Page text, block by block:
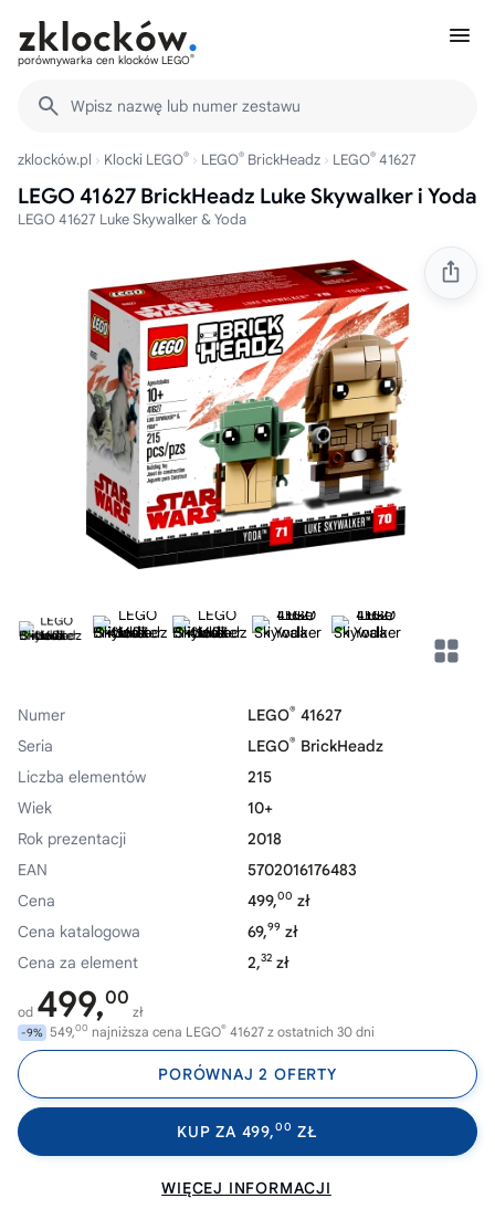
porównywarka cen klocków LEGO®
Wpisz nazwę lub numer zestawu
zklocków.pl Klocki LEGO® LEGO® BrickHeadz LEGO® 41627
LEGO 41627 BrickHeadz Luke Skywalker i Yoda
LEGO 41627 Luke Skywalker & Yoda
Numer LEGO® 41627
Seria
LEGO® BrickHeadz
Liczba elementów
215
Wiek
10+
Rok prezentacji
2018
EAN
5702016176483
Cena
499,00 zł
Cena katalogowa
69,99 zł
Cena za element
2,32 zł
od 499,00
zł
-9% 549,00 najniższa cena LEGO® 41627 z ostatnich 30 dni
PORÓWNAJ 2 OFERTY
KUP ZA 499,00 ZŁ
WIĘCEJ INFORMACJI